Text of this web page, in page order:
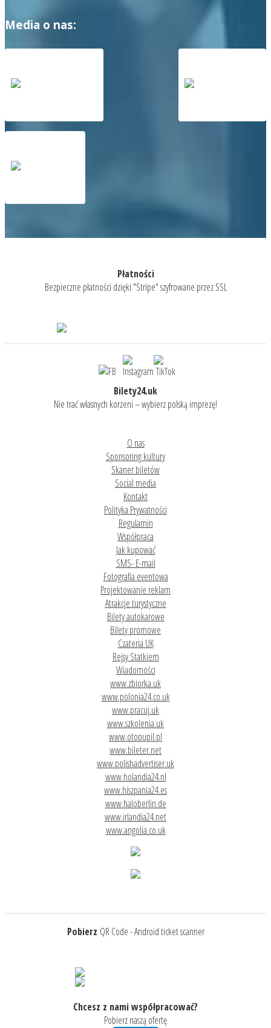
Media o nas:
Płatności
Bezpieczne płatności dzięki "Stripe" szyfrowane przez SSL
Bilety24.uk
Nie trać własnych korzeni – wybierz polską imprezę!
O nas
Sponsoring kultury
Skaner biletów
Social media
Kontakt
Polityka Prywatności
Regulamin
Współpraca
Jak kupować
SMS- E-mail
Fotografia eventowa
Projektowanie reklam
Atrakcje turystyczne
Bilety autokarowe
Bilety promowe
Czateria UK
Rejsy Statkiem
Wiadomości
www.zbiorka.uk
www.polonia24.co.uk
www.pracuj.uk
www.szkolenia.uk
www.otopupil.pl
www.bileter.net
www.polishadvertiser.uk
www.holandia24.nl
www.hiszpania24.es
www.haloberlin.de
www.irlandia24.net
www.angolia.co.uk
Pobierz QR Code - Android ticket scanner
Chcesz z nami współpracować?
Pobierz naszą ofertę